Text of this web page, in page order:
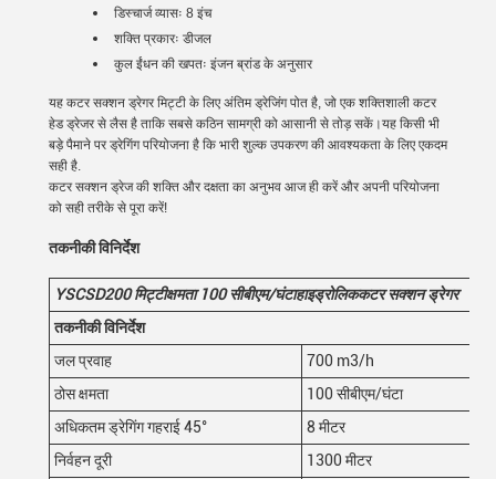
डिस्चार्ज व्यासः 8 इंच
शक्ति प्रकारः डीजल
कुल ईंधन की खपतः इंजन ब्रांड के अनुसार
यह कटर सक्शन ड्रेगर मिट्टी के लिए अंतिम ड्रेजिंग पोत है, जो एक शक्तिशाली कटर
हेड ड्रेजर से लैस है ताकि सबसे कठिन सामग्री को आसानी से तोड़ सकें।यह किसी भी
बड़े पैमाने पर ड्रेगिंग परियोजना है कि भारी शुल्क उपकरण की आवश्यकता के लिए एकदम
सही है.
कटर सक्शन ड्रेज की शक्ति और दक्षता का अनुभव आज ही करें और अपनी परियोजना
को सही तरीके से पूरा करें!
तकनीकी विनिर्देश
YSCSD200 मिट्टीक्षमता 100 सीबीएम/घंटाहाइड्रोलिककटर सक्शन ड्रेगर
तकनीकी विनिर्देश
जल प्रवाह
700 m3/h
ठोस क्षमता
100 सीबीएम/घंटा
अधिकतम ड्रेगिंग गहराई 45°
8 मीटर
निर्वहन दूरी
1300 मीटर